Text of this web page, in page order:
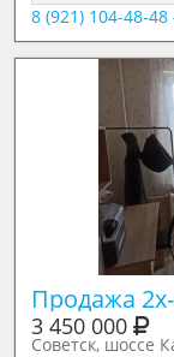
8 (921) 104-48-
Продажа
3 450 000
Советск, шоссе